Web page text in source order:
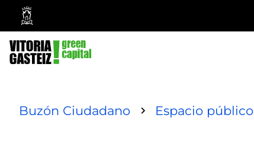
Ayuntamiento
Vitoria-
Gasteiz
Buzón Ciudadano Espacio público